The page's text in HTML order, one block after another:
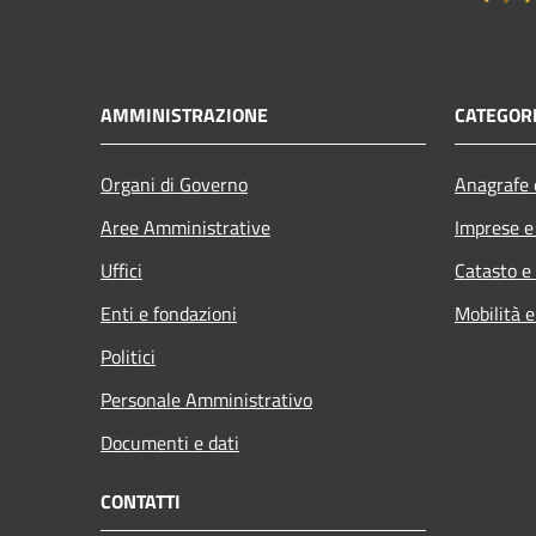
AMMINISTRAZIONE
Organi di Governo
Aree Amministrative
Uffici
Enti e fondazioni
Politici
Personale Amministrativo
Documenti e dati
Imprese
Catasto
Mobilità
CONTATTI